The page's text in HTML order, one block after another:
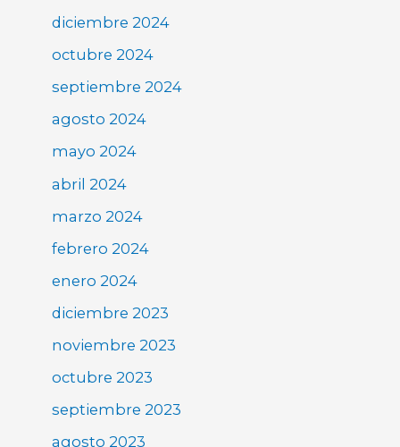
diciembre 2024
octubre 2024
septiembre 2024
agosto 2024
mayo 2024
abril 2024
marzo 2024
febrero 2024
enero 2024
diciembre 2023
noviembre 2023
octubre 2023
septiembre 2023
agosto 2023